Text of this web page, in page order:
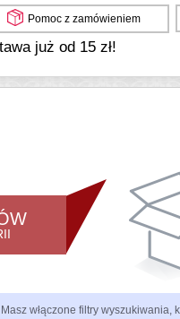
Pomoc z zamówieniem
już od 15 zł!
włączone filtry